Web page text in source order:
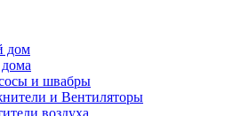
дом
и швабры
и Вентиляторы
воздуха